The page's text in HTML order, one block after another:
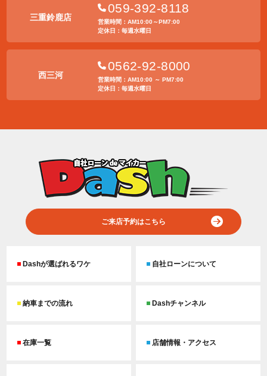
三重鈴鹿店
059-392-8118
営業時間：AM10:00～PM7:00
定休日：毎週水曜日
西三河
0562-92-8000
営業時間：AM10:00 ～ PM7:00
定休日：毎週水曜日
ご来店予約はこちら
Dashが選ばれるワケ 自社ローンについて
納車までの流れ Dashチャンネル
在庫一覧 店舗情報・アクセス